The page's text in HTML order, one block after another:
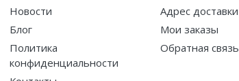
Новости
Блог
Политика
конфиденциальности
Адрес доставки
Мои заказы
Обратная связь